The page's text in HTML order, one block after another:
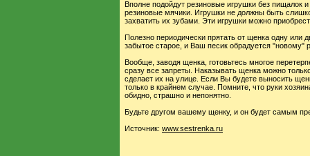
Вполне подойдут резиновые игрушки без пищалок
резиновые мячики. Игрушки не должны быть
захватить их зубами. Эти игрушки можно
Полезно периодически прятать от щенка одну или
забытое старое, и Ваш песик обрадуется "новому"
Вообще, заводя щенка, готовьтесь многое
сразу все запреты. Наказывать щенка можно
сделает их на улице. Если Вы будете выносить
только в крайнем случае. Помните, что руки
обидно, страшно и непонятно.
Будьте другом вашему щенку, и он будет самым
Источник: www.sestrenka.ru